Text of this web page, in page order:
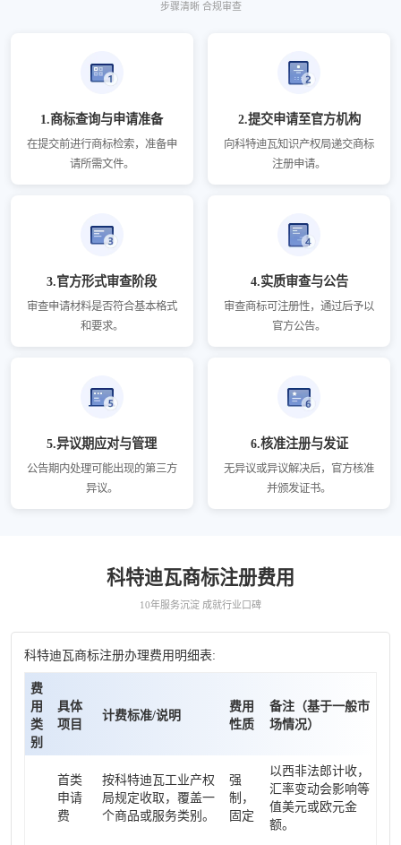
步骤清晰 合规审查
1.商标查询与申请准备
在提交前进行商标检索，准备申
请所需文件。
2.提交申请至官方机构
向科特迪瓦知识产权局递交商标
注册申请。
3.官方形式审查阶段
审查申请材料是否符合基本格式
和要求。
4.实质审查与公告
审查商标可注册性，通过后予以
官方公告。
5.异议期应对与管理
公告期内处理可能出现的第三方
异议。
6.核准注册与发证
无异议或异议解决后，官方核准
并颁发证书。
科特迪瓦商标注册费用
10年服务沉淀 成就行业口碑
科特迪瓦商标注册办理费用明细表:
费
用
类
别
具体
项目
计费标准/说明
费用
性质
备注（基于一般市
场情况）
首类
申请
费
按科特迪瓦工业产权
局规定收取，覆盖一
个商品或服务类别。
强
制，
固定
以西非法郎计收，
汇率变动会影响等
值美元或欧元金
额。